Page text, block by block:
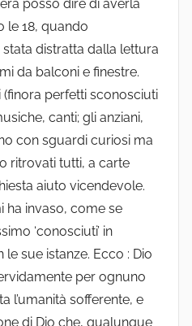
posso dire di averla
le 18, quando
distratta dalla lettura
da balconi e finestre.
perfetti sconosciuti
canti; gli anziani,
con sguardi curiosi ma
ritrovati tutti, a carte
aiuto vicendevole.
ha invaso, come se
‘conosciuti’ in
sue istanze. Ecco : Dio
per ognuno
l’umanità sofferente, e
di Dio che, qualunque